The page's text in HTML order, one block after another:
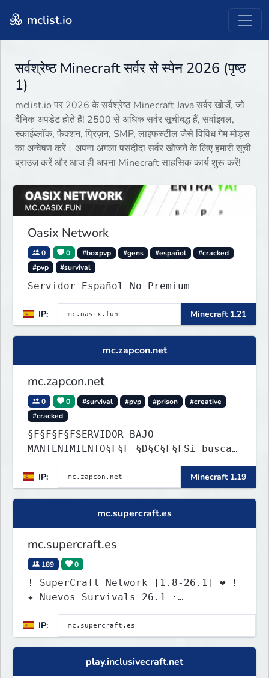
mclist.io
सर्वश्रेष्ठ Minecraft सर्वर से स्पेन 2026 (पृष्ठ
1)
mclist.io पर 2026 के सर्वश्रेष्ठ Minecraft Java सर्वर खोजें, जो
दैनिक अपडेट होते हैं! 2500 से अधिक सर्वर सूचीबद्ध हैं, सर्वाइवल,
स्काईब्लॉक, फैक्शन, प्रिज़न, SMP, लाइफस्टील जैसे विविध गेम मोड्स
का अन्वेषण करें। अपना अगला पसंदीदा सर्वर खोजने के लिए हमारी सूची
ब्राउज़ करें और आज ही अपना Minecraft साहसिक कार्य शुरू करें!
Oasix Network
0 0 #boxpvp #gens #español
#cracked
#pvp
#survival
Servidor Español No Premium
IP: Minecraft 1.21
mc.zapcon.net
mc.zapcon.net
0 0 #survival #pvp #prison
#creative
#cracked
§F§F§F§FSERVIDOR BAJO
MANTENIMIENTO§F§F §D§C§F§FSi buscas
información ve a: dc.zapcon.net
IP:
Minecraft 1.19
mc.supercraft.es
mc.supercraft.es
189 0
! SuperCraft Network [1.8-26.1] ❤ !
✦ Nuevos Survivals 26.1 ·
discord.supercraft.es
IP:
play.inclusivecraft.net